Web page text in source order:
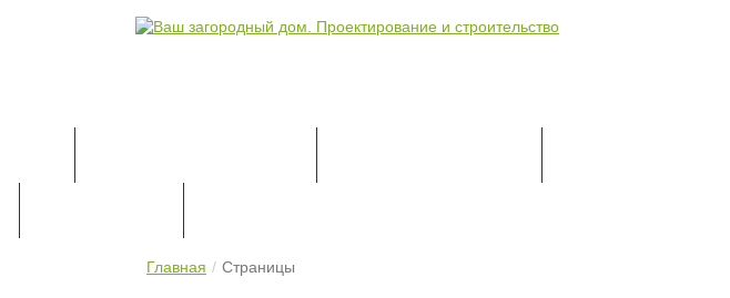
Главная Страницы